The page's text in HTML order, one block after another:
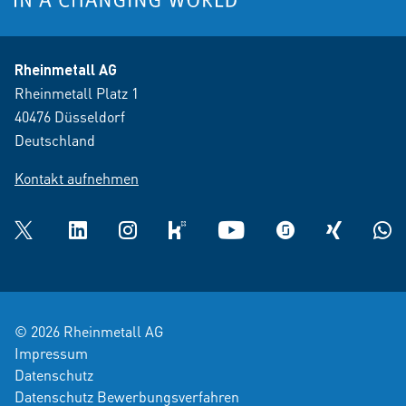
Rheinmetall AG
Rheinmetall Platz 1
40476 Düsseldorf
Deutschland
Kontakt aufnehmen
Twitter LinkedInInstagramkununu YouTube glassdoorXING
© 2026 Rheinmetall AG
Impressum
Datenschutz
Datenschutz Bewerbungsverfahren